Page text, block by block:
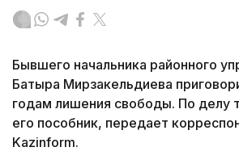
Бывшего начальника районного
Батыра Мирзакельдиева
годам лишения свободы. По делу
его пособник, передает
Kazinform.